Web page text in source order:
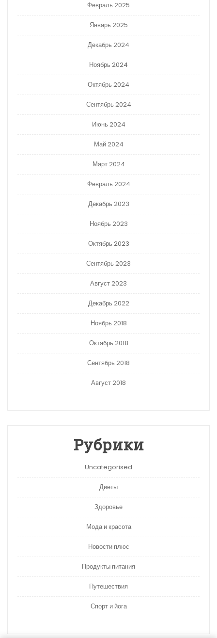
Февраль 2025
Январь 2025
Декабрь 2024
Ноябрь 2024
Октябрь 2024
Сентябрь 2024
Июнь 2024
Май 2024
Март 2024
Февраль 2024
Декабрь 2023
Ноябрь 2023
Октябрь 2023
Сентябрь 2023
Август 2023
Декабрь 2022
Ноябрь 2018
Октябрь 2018
Сентябрь 2018
Август 2018
Рубрики
Uncategorised
Диеты
Здоровье
Мода и красота
Новости плюс
Продукты питания
Путешествия
Спорт и йога